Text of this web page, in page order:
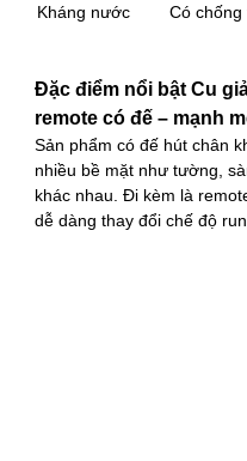
Kháng nước Có
Đặc điểm nổi bật Cu
remote có đế – mạnh
Sản phẩm có đế hút chân
nhiều bề mặt như tường,
khác nhau. Đi kèm là
dễ dàng thay đổi chế độ